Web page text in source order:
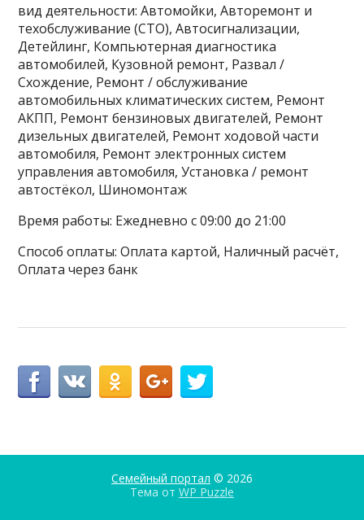
вид деятельности: Автомойки, Авторемонт и
техобслуживание (СТО), Автосигнализации,
Детейлинг, Компьютерная диагностика
автомобилей, Кузовной ремонт, Развал /
Схождение, Ремонт / обслуживание
автомобильных климатических систем, Ремонт
АКПП, Ремонт бензиновых двигателей, Ремонт
дизельных двигателей, Ремонт ходовой части
автомобиля, Ремонт электронных систем
управления автомобиля, Установка / ремонт
автостёкол, Шиномонтаж
Время работы: Ежедневно с 09:00 до 21:00
Способ оплаты: Оплата картой, Наличный расчёт,
Оплата через банк
Семейный портал © 2026
Тема от WP Puzzle